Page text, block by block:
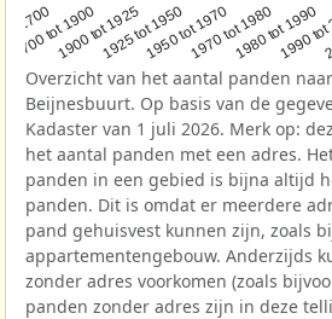
1700
1700 tot 1900
1900 tot 19251925 tot 19501950 tot 19701970 tot 19801980 tot 1990
1990
Overzicht van het aantal panden
Beijnesbuurt. Op basis van de
Kadaster van 1 juli 2026. Merk op:
het aantal panden met een adres.
panden in een gebied is bijna altijd
panden. Dit is omdat er meerdere
pand gehuisvest kunnen zijn, zoals
appartementengebouw. Anderzijds
zonder adres voorkomen (zoals
panden zonder adres zijn in deze